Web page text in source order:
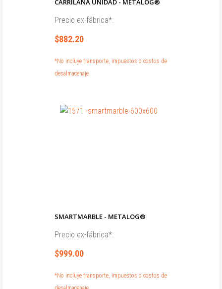
CARRILANA UNIDAD - METALOG®
Precio ex-fábrica*:
$882.20
*No incluye transporte, impuestos o costos de
desalmacenaje.
SMARTMARBLE - METALOG®
Precio ex-fábrica*:
$999.00
*No incluye transporte, impuestos o costos de